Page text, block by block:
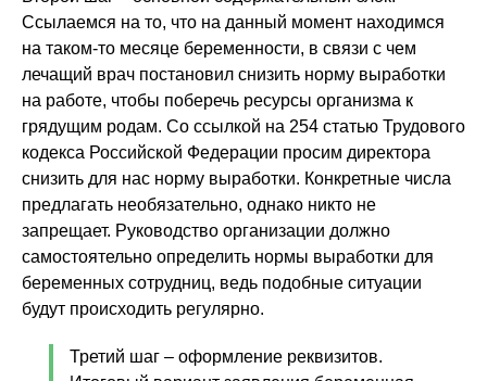
Ссылаемся на то, что на данный момент находимся
на таком-то месяце беременности, в связи с чем
лечащий врач постановил снизить норму выработки
на работе, чтобы поберечь ресурсы организма к
грядущим родам. Со ссылкой на 254 статью Трудового
кодекса Российской Федерации просим директора
снизить для нас норму выработки. Конкретные числа
предлагать необязательно, однако никто не
запрещает. Руководство организации должно
самостоятельно определить нормы выработки для
беременных сотрудниц, ведь подобные ситуации
будут происходить регулярно.
Третий шаг – оформление реквизитов.